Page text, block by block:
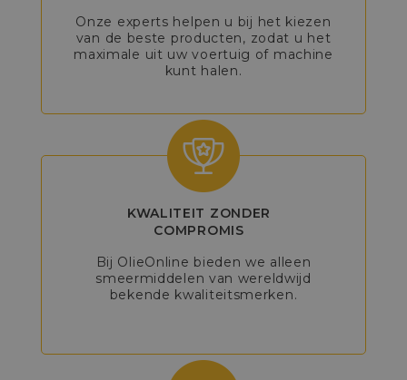
Onze experts helpen u bij het kiezen
van de beste producten, zodat u het
maximale uit uw voertuig of machine
kunt halen.
KWALITEIT ZONDER
COMPROMIS
Bij OlieOnline bieden we alleen
smeermiddelen van wereldwijd
bekende kwaliteitsmerken.